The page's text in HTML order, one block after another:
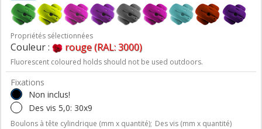
Propriétés sélectionnées
Couleur : rouge (RAL: 3000)
Fluorescent coloured holds should not be used outdoors.
Fixations
Non inclus!
Des vis 5,0: 30x9
Boulons à tête cylindrique (mm x quantité); Des vis (mm x quantité)